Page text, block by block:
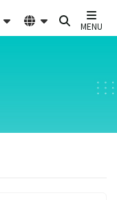
MENU